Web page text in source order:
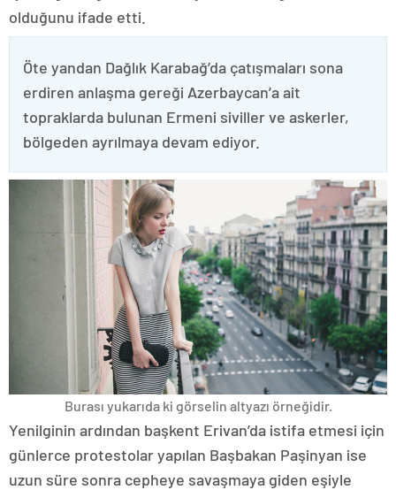
olduğunu ifade etti.
Öte yandan Dağlık Karabağ’da çatışmaları sona
erdiren anlaşma gereği Azerbaycan’a ait
topraklarda bulunan Ermeni siviller ve askerler,
bölgeden ayrılmaya devam ediyor.
Burası yukarıda ki görselin altyazı örneğidir.
Yenilginin ardından başkent Erivan’da istifa etmesi için
günlerce protestolar yapılan Başbakan Paşinyan ise
uzun süre sonra cepheye savaşmaya giden eşiyle